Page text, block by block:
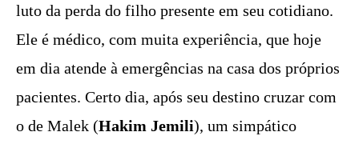
luto da perda do filho presente em seu cotidiano.
Ele é médico, com muita experiência, que hoje
em dia atende à emergências na casa dos próprios
pacientes. Certo dia, após seu destino cruzar com
o de Malek (Hakim Jemili), um simpático